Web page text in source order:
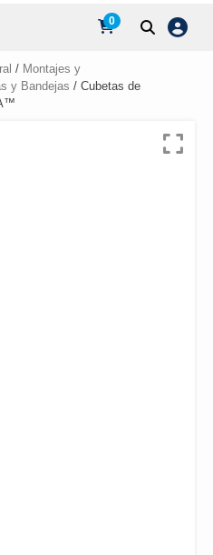
0
/ Montajes y
y Bandejas / Cubetas de